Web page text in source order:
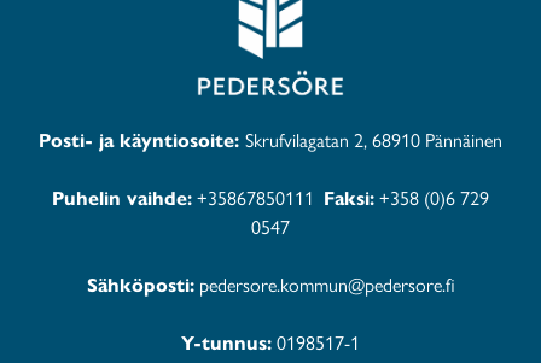
Posti- ja käyntiosoite: Skrufvilagatan 2, 68910 Pännäinen
Puhelin vaihde:+35867850111 Faksi:+358 (0)6 729
0547
Sähköposti: pedersore.kommun@pedersore.fi
Y-tunnus:0198517-1